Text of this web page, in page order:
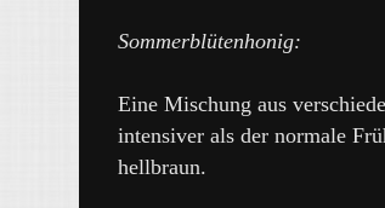
Sommerblütenhonig:
Eine Mischung aus
intensiver als der normale
hellbraun.